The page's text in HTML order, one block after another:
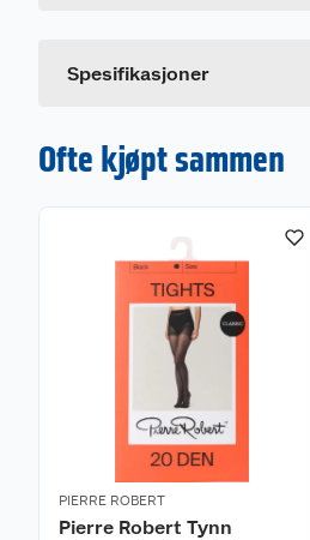
Spesifikasjoner
Ofte kjøpt sammen
PIERRE ROBERT
Pierre Robert Tynn